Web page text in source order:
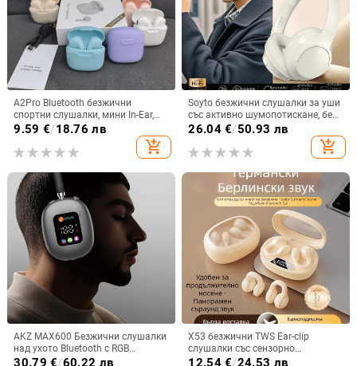
A2Pro Bluetooth безжични
спортни слушалки, мини In-Ear,
5.3 дълга издръжливост на
9.59 €/18.76 лв
add_shopping_cart
Soyto безжични слушалки за уши
със активно шумопотискане, без
изтичане на звук, Bluetooth 5.4,
обхват 10 m, двуканално стерео,
OEM персонализация
26.04€/50.93 лв
add_shopping_cart
AKZ MAX600 Безжични слушалки
над ухото Bluetooth с RGB
дисплей и четец за карти,
30.79 €/60.22 лв
X53 безжични TWS Ear-clip
слушалки със сензорно
докосване, шумопотискане и
12.54€/24.53 лв